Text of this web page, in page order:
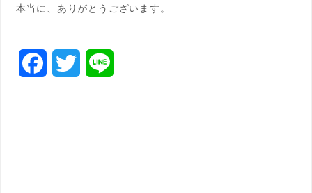
本当に、ありがとうございます。